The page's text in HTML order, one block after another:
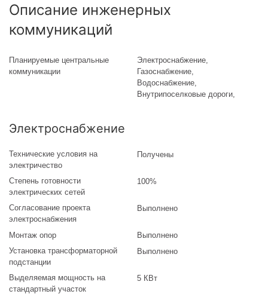
Описание инженерных
коммуникаций
Планируемые центральные
коммуникации
Электроснабжение,
Газоснабжение,
Водоснабжение,
Внутрипоселковые дороги,
Электроснабжение
Технические условия на
электричество
Получены
Степень готовности
электрических сетей
100%
Согласование проекта
электроснабжения
Выполнено
Монтаж опор
Выполнено
Установка трансформаторной
подстанции
Выполнено
Выделяемая мощность на
стандартный участок
5 КВт